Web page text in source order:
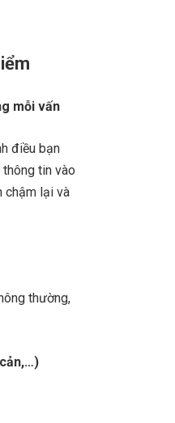
mỗi vấn
điều bạn
tin vào
chậm lại và
thường,